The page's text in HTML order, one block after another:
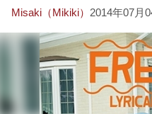
Misaki（Mikiki） 2014年07月